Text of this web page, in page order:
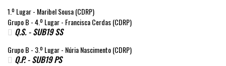
1.º Lugar - Maribel Sousa (CDRP)
Grupo B - 4.º Lugar - Francisca Cerdas (CDRP)
Q.S. - SUB19 SS
Grupo B - 3.º Lugar - Núria Nascimento (CDRP)
Q.P. - SUB19 PS